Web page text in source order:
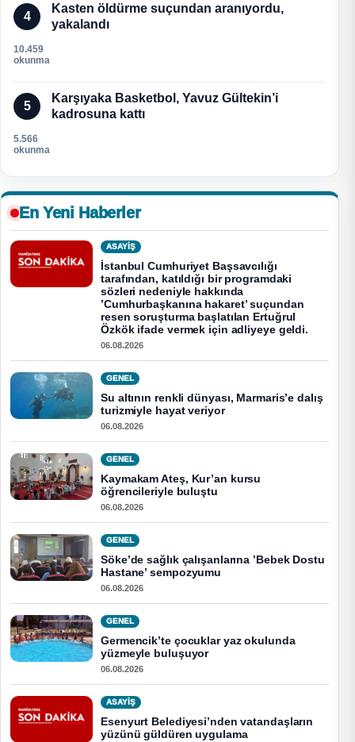
4
Kasten öldürme suçundan aranıyordu,
yakalandı
10.459
okunma
5
Karşıyaka Basketbol, Yavuz Gültekin’i
kadrosuna kattı
5.566
okunma
En Yeni Haberler
ASAYİŞ
İstanbul Cumhuriyet Başsavcılığı
tarafından, katıldığı bir programdaki
sözleri nedeniyle hakkında
’Cumhurbaşkanına hakaret’ suçundan
resen soruşturma başlatılan Ertuğrul
Özkök ifade vermek için adliyeye geldi.
06.08.2026
GENEL
Su altının renkli dünyası, Marmaris’e dalış
turizmiyle hayat veriyor
06.08.2026
GENEL
Kaymakam Ateş, Kur’an kursu
öğrencileriyle buluştu
06.08.2026
GENEL
Söke’de sağlık çalışanlarına ’Bebek Dostu
Hastane’ sempozyumu
06.08.2026
GENEL
Germencik’te çocuklar yaz okulunda
yüzmeyle buluşuyor
06.08.2026
ASAYİŞ
Esenyurt Belediyesi’nden vatandaşların
yüzünü güldüren uygulama